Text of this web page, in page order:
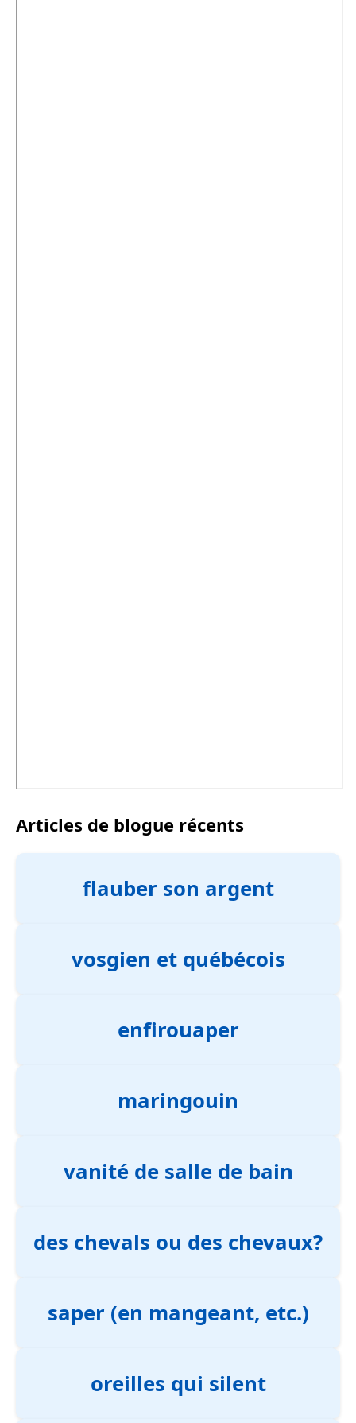
Articles de blogue récents
flauber son argent
vosgien et québécois
enfirouaper
maringouin
vanité de salle de bain
des chevals ou des chevaux?
saper (en mangeant, etc.)
oreilles qui silent